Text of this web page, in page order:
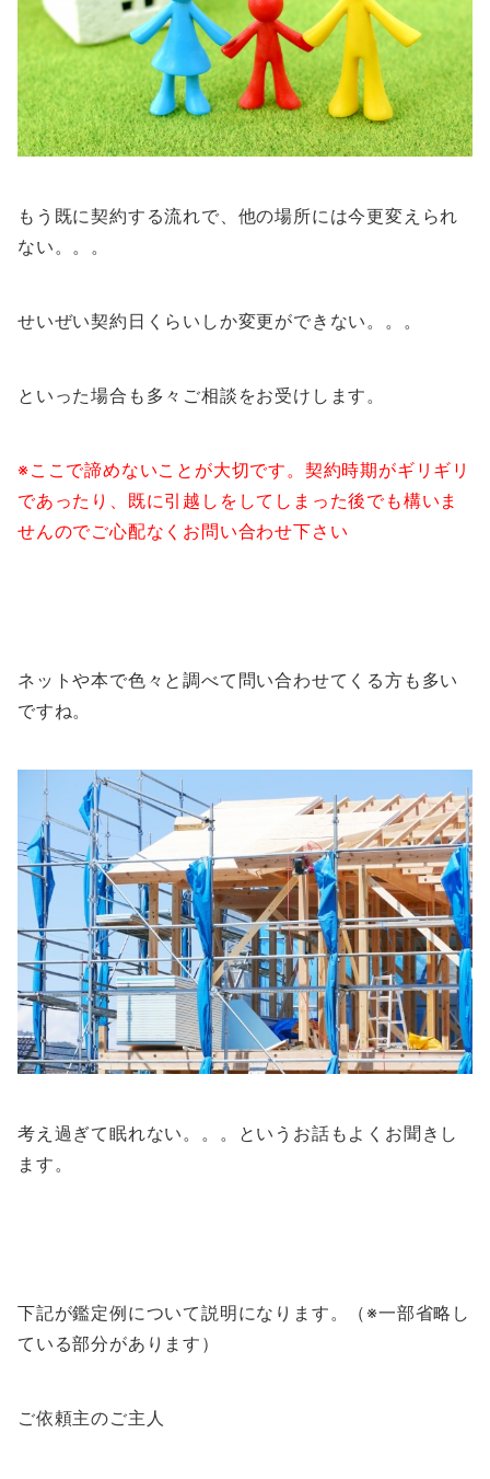
もう既に契約する流れで、他の場所には今更変えられ
ない。。。
せいぜい契約日くらいしか変更ができない。。。
といった場合も多々ご相談をお受けします。
※ここで諦めないことが大切です。契約時期がギリギリ
であったり、既に引越しをしてしまった後でも構いま
せんのでご心配なくお問い合わせ下さい
ネットや本で色々と調べて問い合わせてくる方も多い
ですね。
考え過ぎて眠れない。。。というお話もよくお聞きし
ます。
下記が鑑定例について説明になります。（※一部省略し
ている部分があります）
ご依頼主のご主人